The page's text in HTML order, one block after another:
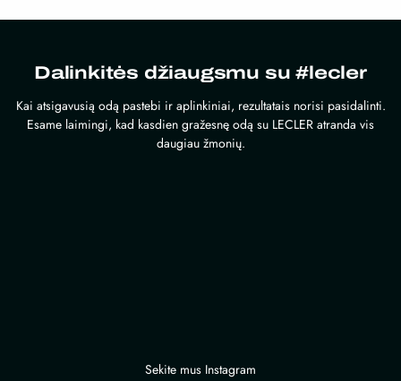
Dalinkitės džiaugsmu su #lecler
Kai atsigavusią odą pastebi ir aplinkiniai, rezultatais norisi pasidalinti.
Esame laimingi, kad kasdien gražesnę odą su LECLER atranda vis
daugiau žmonių.
Sekite mus Instagram